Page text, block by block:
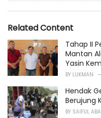
i
e
s
:
Related Content
Tahap II
Mantan
Yasin
BY LUKMAN
Hendak
Berujung
BY SAIFUL